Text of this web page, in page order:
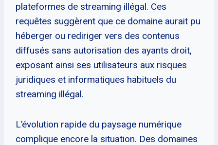
plateformes de streaming illégal. Ces
requêtes suggèrent que ce domaine aurait pu
héberger ou rediriger vers des contenus
diffusés sans autorisation des ayants droit,
exposant ainsi ses utilisateurs aux risques
juridiques et informatiques habituels du
streaming illégal.
L’évolution rapide du paysage numérique
complique encore la situation. Des domaines